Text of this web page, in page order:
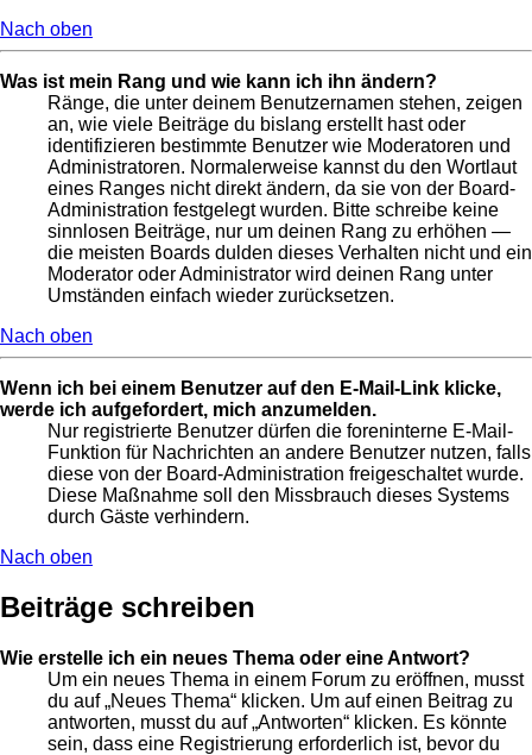
Nach oben
Was ist mein Rang und wie kann ich ihn ändern?
Ränge, die unter deinem Benutzernamen stehen, zeigen
an, wie viele Beiträge du bislang erstellt hast oder
identifizieren bestimmte Benutzer wie Moderatoren und
Administratoren. Normalerweise kannst du den Wortlaut
eines Ranges nicht direkt ändern, da sie von der Board-
Administration festgelegt wurden. Bitte schreibe keine
sinnlosen Beiträge, nur um deinen Rang zu erhöhen —
die meisten Boards dulden dieses Verhalten nicht und ein
Moderator oder Administrator wird deinen Rang unter
Umständen einfach wieder zurücksetzen.
Nach oben
Wenn ich bei einem Benutzer auf den E-Mail-Link klicke,
werde ich aufgefordert, mich anzumelden.
Nur registrierte Benutzer dürfen die foreninterne E-Mail-
Funktion für Nachrichten an andere Benutzer nutzen, falls
diese von der Board-Administration freigeschaltet wurde.
Diese Maßnahme soll den Missbrauch dieses Systems
durch Gäste verhindern.
Nach oben
Beiträge schreiben
Wie erstelle ich ein neues Thema oder eine Antwort?
Um ein neues Thema in einem Forum zu eröffnen, musst
du auf „Neues Thema“ klicken. Um auf einen Beitrag zu
antworten, musst du auf „Antworten“ klicken. Es könnte
sein, dass eine Registrierung erforderlich ist, bevor du